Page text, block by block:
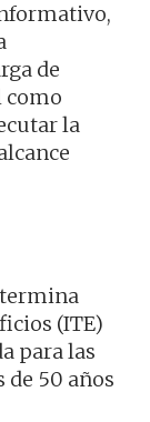
de
como
la
(ITE)
para las
50 años